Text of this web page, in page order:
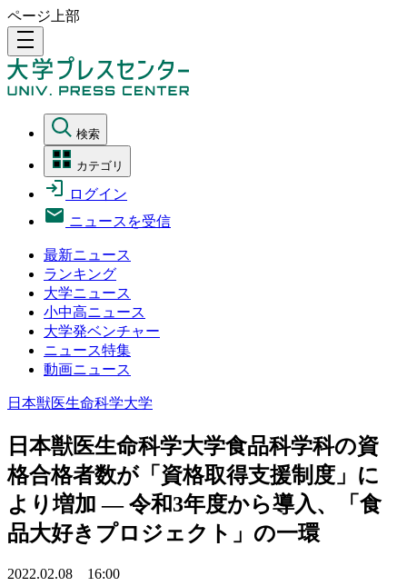
ページ上部
density_medium
検索
カテゴリ
ログイン
ニュースを受信
最新ニュース
ランキング
大学ニュース
小中高ニュース
大学発ベンチャー
ニュース特集
動画ニュース
日本獣医生命科学大学
日本獣医生命科学大学食品科学科の資
格合格者数が「資格取得支援制度」に
より増加 — 令和3年度から導入、「食
品大好きプロジェクト」の一環
2022.02.08 16:00